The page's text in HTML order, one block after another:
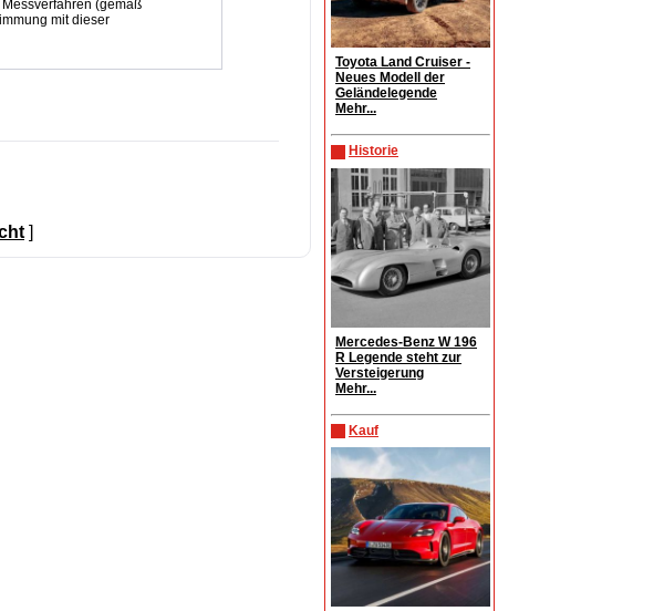
Toyota Land Cruiser -
Neues Modell der
Geländelegende
Mehr...
Historie
Mercedes-Benz W 196
R Legende steht zur
Versteigerung
Mehr...
Kauf
(gemäß
mit dieser
]